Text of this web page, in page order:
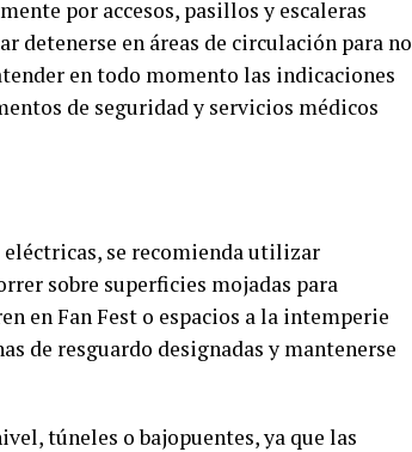
por accesos, pasillos y escaleras
detenerse en áreas de circulación para no
en todo momento las indicaciones
de seguridad y servicios médicos
se recomienda utilizar
sobre superficies mojadas para
en Fan Fest o espacios a la intemperie
de resguardo designadas y mantenerse
túneles o bajopuentes, ya que las